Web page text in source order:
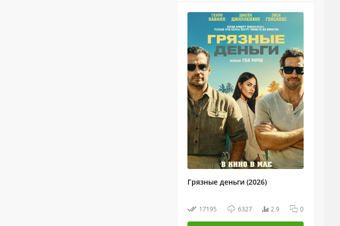
Грязные деньги (2026)
17195 6327 2.9 0